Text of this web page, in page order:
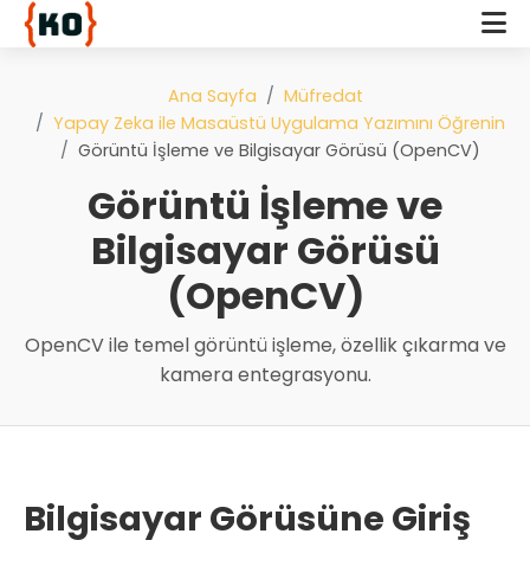
Ana Sayfa
Müfredat
Yapay Zeka ile Masaüstü Uygulama Yazımını Öğrenin
Görüntü İşleme ve Bilgisayar Görüsü (OpenCV)
Görüntü İşleme ve
Bilgisayar Görüsü
(OpenCV)
OpenCV ile temel görüntü işleme, özellik çıkarma ve
kamera entegrasyonu.
Bilgisayar Görüsüne Giriş